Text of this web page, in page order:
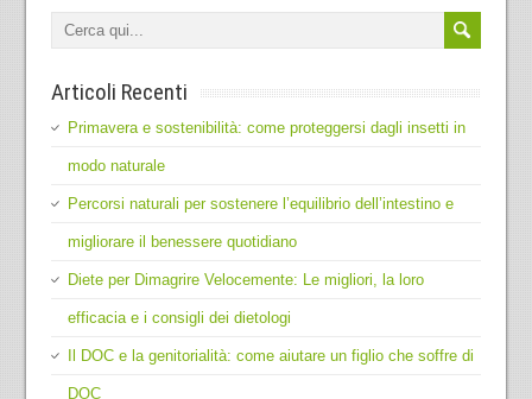
Articoli Recenti
Primavera e sostenibilità: come proteggersi dagli insetti in
modo naturale
Percorsi naturali per sostenere l’equilibrio dell’intestino e
migliorare il benessere quotidiano
Diete per Dimagrire Velocemente: Le migliori, la loro
efficacia e i consigli dei dietologi
Il DOC e la genitorialità: come aiutare un figlio che soffre di
DOC